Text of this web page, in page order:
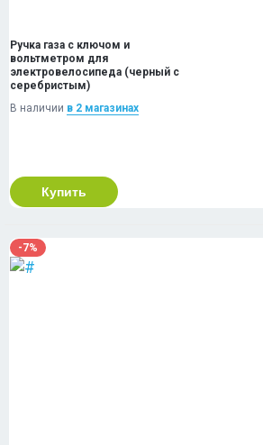
Ручка газа с ключом и
вольтметром для
электровелосипеда (черный с
серебристым)
В наличии в 2 магазинах
Купить
-7%